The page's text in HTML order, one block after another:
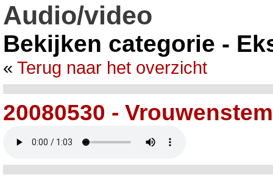
Audio/video
Bekijken categorie -
« Terug naar het overzicht
20080530 -